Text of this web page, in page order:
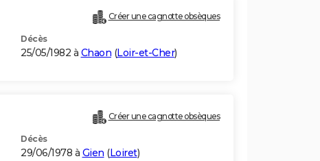
Créer une cagnotte obsèques
Décès
25/05/1982 à Chaon (Loir-et-Cher)
Créer une cagnotte obsèques
Décès
29/06/1978 à Gien (Loiret)